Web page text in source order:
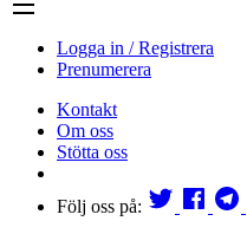
Logga in / Registrera
Prenumerera
Kontakt
Om oss
Stötta oss
Följ oss på: